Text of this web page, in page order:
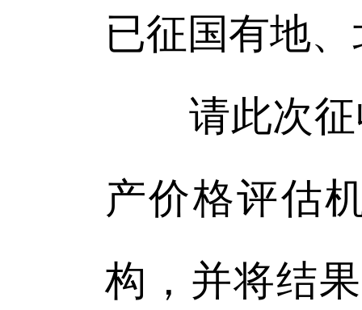
已征国有地
请此次征
产价格评估
构，并将结